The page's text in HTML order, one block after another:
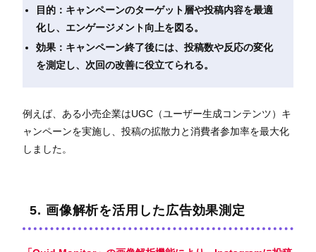
目的：キャンペーンのターゲット層や投稿内容を最適
化し、エンゲージメント向上を図る。
効果：キャンペーン終了後には、投稿数や反応の変化
を測定し、次回の改善に役立てられる。
例えば、ある小売企業はUGC（ユーザー生成コンテンツ）キ
ャンペーンを実施し、投稿の拡散力と消費者参加率を最大化
しました。
5. 画像解析を活用した広告効果測定